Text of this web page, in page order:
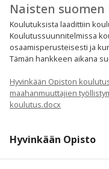
Naisten
Koulutuksista laadittiin
Koulutussuunnitelmissa
osaamisperusteisesti ja
Tämän hankkeen aikana
Hyvinkään Opiston
maahanmuuttajien
koulutus.docx
Hyvinkään Opisto